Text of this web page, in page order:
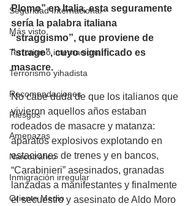
Seguridad Internacional
Más visto
Terrorismo internacional
Terrorismo yihadista
Recomendaciones
Riesgos
Amenazas
Narcotráfico
Inmigración irregular
Oriente Medio
Plomo” en Italia, esta seguramente
sería la palabra italiana
“straggismo”, que proviene de
“strage”, cuyo significado es
masacre.
No cabe duda de que los italianos que
vivieron aquellos años estaban
rodeados de masacre y matanza:
aparatos explosivos explotando en
estaciones de trenes y en bancos,
“Carabinieri” asesinados, granadas
lanzadas a manifestantes y finalmente
el secuestro y asesinato de Aldo Moro